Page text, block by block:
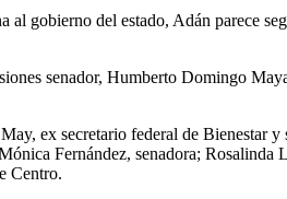
gobierno del estado, Adán parece
senador, Humberto Domingo
ex secretario federal de
Fernández, senadora;
Centro.